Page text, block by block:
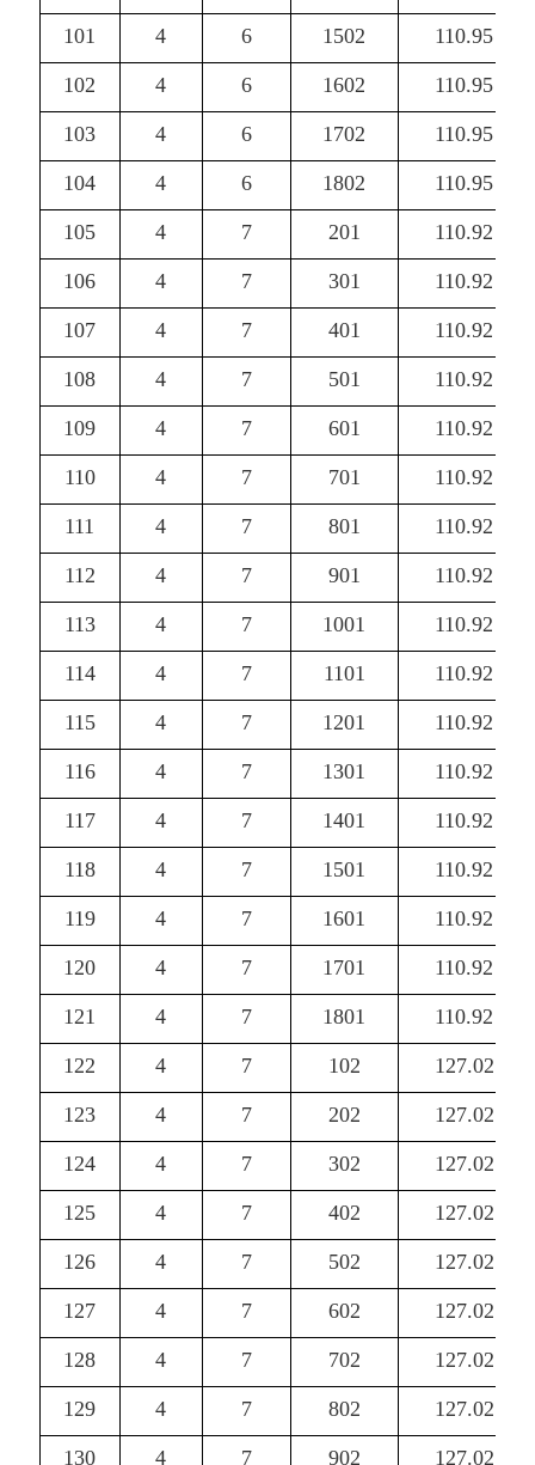
101 4 6 1502 110.95
102 4 6 1602 110.95
103 4 6 1702 110.95
104 4 6 1802 110.95
105 4 7 201 110.92
106 4 7 301 110.92
107 4 7 401 110.92
108 4 7 501 110.92
109 4 7 601 110.92
110 4 7 701 110.92
111 4 7 801 110.92
112 4 7 901 110.92
113 4 7 1001 110.92
114 4 7 1101 110.92
115 4 7 1201 110.92
116 4 7 1301 110.92
117 4 7 1401 110.92
118 4 7 1501 110.92
119 4 7 1601 110.92
120 4 7 1701 110.92
121 4 7 1801 110.92
122 4 7 102 127.02
123 4 7 202 127.02
124 4 7 302 127.02
125 4 7 402 127.02
126 4 7 502 127.02
127 4 7 602 127.02
128 4 7 702 127.02
129 4 7 802 127.02
130 4 7 902 127.02